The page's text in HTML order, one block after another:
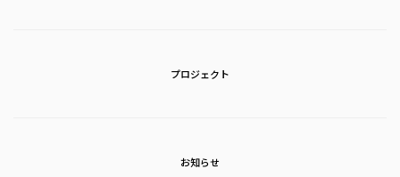
プロジェクト
お知らせ